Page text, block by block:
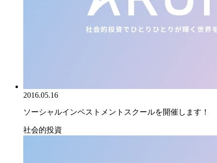
2016.05.16
ソーシャルインベストメントスクールを開催します！
社会的投資